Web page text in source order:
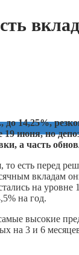
14,25%,
июня, но
а часть
есть перед
вкладам
на уровне
на год.
высокие
на 3 и 6